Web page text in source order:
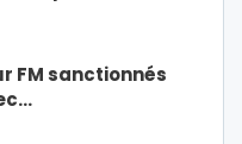
FM sanctionnés